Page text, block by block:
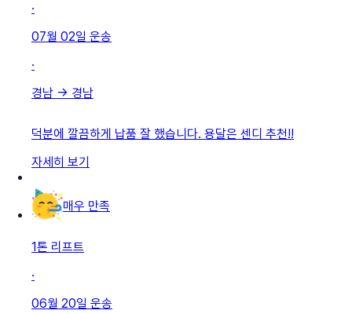
·
07월 02일 운송
·
경남 → 경남
덕분에 깔끔하게 납품 잘 했습니다. 용달은 센디 추천!!
자세히 보기
매우 만족
1톤 리프트
·
06월 20일 운송